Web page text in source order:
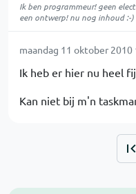
Ik ben programmeur! geen
een ontwerp! nu nog inhoud :-)
maandag 11 oktober 2010
Ik heb er hier nu heel
Kan niet bij m'n